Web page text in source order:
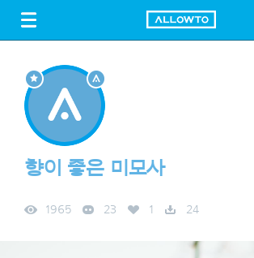
FREE DOWNLOAD
향이 좋은 미모사
1965 23 1 24